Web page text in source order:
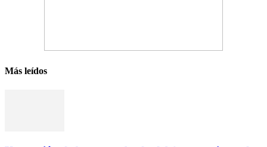
Más leídos